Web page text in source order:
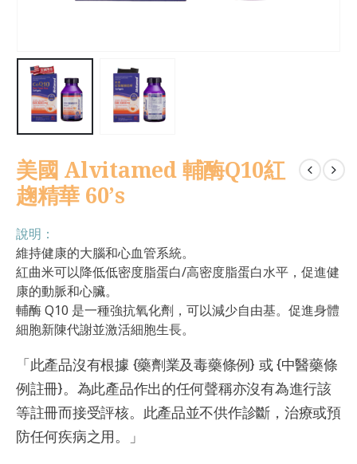
美國 Alvitamed 輔酶Q10紅
趜精華 60’s
說明：
維持健康的大腦和心血管系統。
紅曲米可以降低低密度脂蛋白/高密度脂蛋白水平，促進健
康的動脈和心臟。
輔酶 Q10 是一種強抗氧化劑，可以減少自由基。促進身體
細胞新陳代謝並激活細胞生長。
「此產品沒有根據 {藥劑業及毒藥條例} 或 {中醫藥條
例註冊}。為此產品作出的任何聲稱亦沒有為進行該
等註冊而接受評核。此產品並不供作診斷，治療或預
防任何疾病之用。」